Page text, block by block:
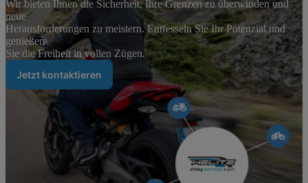
Wir bieten Ihnen die Sicherheit, Ihre Grenzen zu überwinden und
neue
Herausforderungen zu meistern. Entfesseln Sie Ihr Potenzial und
genießen
Sie die Freiheit in vollen Zügen.
Jetzt kontaktieren